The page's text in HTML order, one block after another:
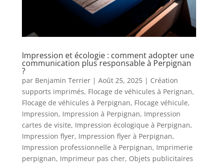
Impression et écologie : comment adopter une
communication plus responsable à Perpignan
?
par Benjamin Terrier| Août 25, 2025| Création
supports imprimés, Flocage de véhicules à Perignan,
Flocage de véhicules à Perpignan, Flocage véhicule,
Impression, Impression à Perpignan, Impression
cartes de visite, Impression écologique à Perpignan,
Impression flyer, Impression flyer à Perpignan,
Impression professionnelle à Perpignan, Imprimerie
perpignan, Imprimeur pas cher, Objets publicitaires